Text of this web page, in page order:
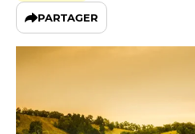
PARTAGER